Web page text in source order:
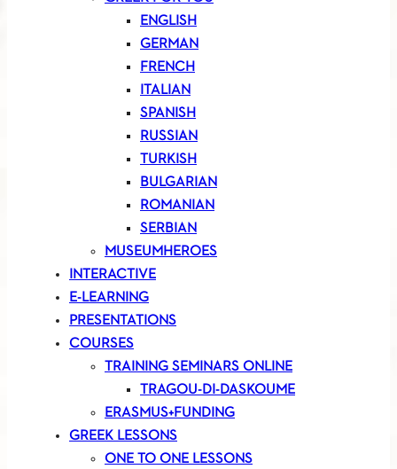
ENGLISH
GERMAN
FRENCH
ITALIAN
SPANISH
RUSSIAN
TURKISH
BULGARIAN
ROMANIAN
SERBIAN
MUSEUMHEROES
INTERACTIVE
E-LEARNING
PRESENTATIONS
COURSES
TRAINING SEMINARS ONLINE
TRAGOU-DI-DASKOUME
ERASMUS+FUNDING
GREEK LESSONS
ONE TO ONE LESSONS